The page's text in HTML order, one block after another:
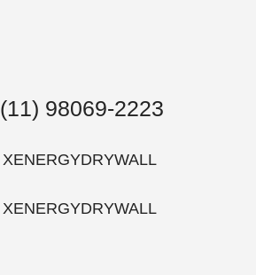
(11) 98069-2223
XENERGYDRYWALL
XENERGYDRYWALL